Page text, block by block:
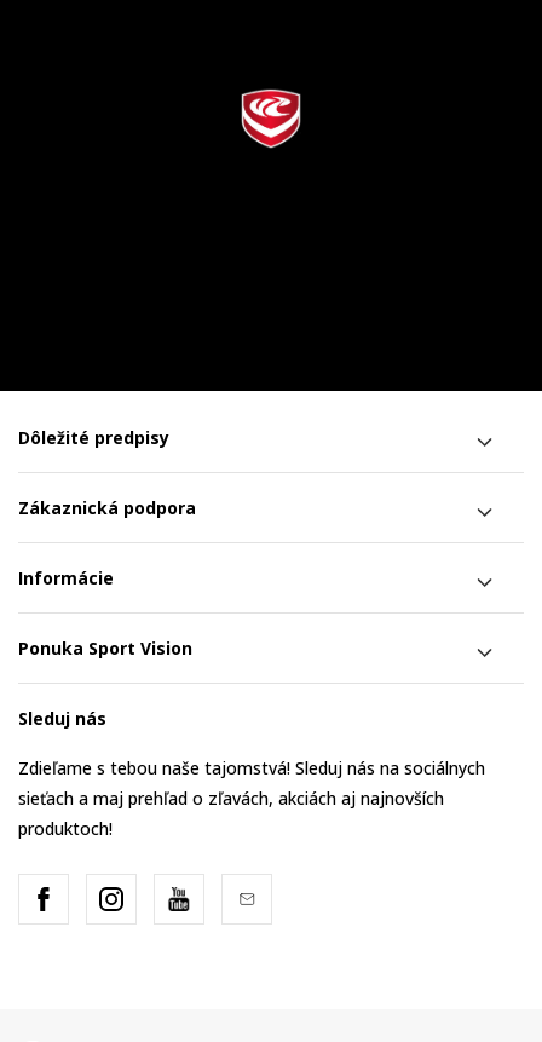
Dôležité predpisy
Zákaznická podpora
Informácie
Ponuka Sport Vision
Sleduj nás
Zdieľame s tebou naše tajomstvá! Sleduj nás na sociálnych
sieťach a maj prehľad o zľavách, akciách aj najnovších
produktoch!